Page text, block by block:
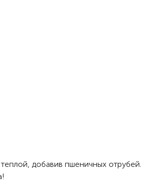
добавив пшеничных отрубей.